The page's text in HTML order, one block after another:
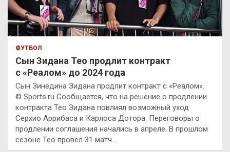
ФУТБОЛ
Сын Зидана Тео продлит контракт
с «Реалом» до 2024 года
Сын Зинедина Зидана продлит контракт с «Реалом».
© Sports.ru Сообщается, что на решение о продлении
контракта Тео Зидана повлиял возможный уход
Серхио Аррибаса и Карлоса Дотора. Переговоры о
продлении соглашения начались в апреле. В прошлом
сезоне Тео провел 31 матч…